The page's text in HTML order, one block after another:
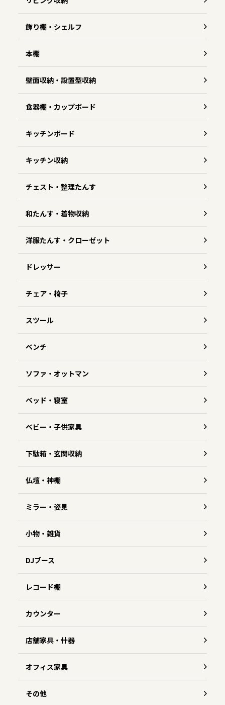
飾り棚・シェルフ
本棚
壁面収納・設置型収納
食器棚・カップボード
キッチンボード
キッチン収納
チェスト・整理たんす
和たんす・着物収納
洋服たんす・クローゼット
ドレッサー
チェア・椅子
スツール
ベンチ
ソファ・オットマン
ベッド・寝室
ベビー・子供家具
下駄箱・玄関収納
仏壇・神棚
ミラー・姿見
小物・雑貨
DJブース
レコード棚
カウンター
店舗家具・什器
オフィス家具
その他